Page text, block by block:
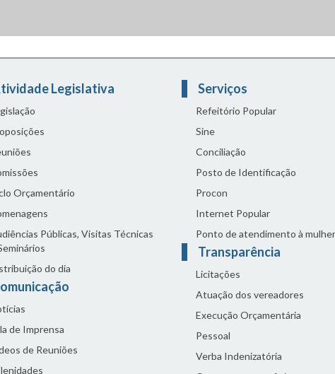
Legislativa
Orçamentário
Públicas, Visitas Técnicas
do dia
de Imprensa
de Reuniões
Serviços
Refeitório Popular
Sine
Conciliação
Posto de Identificação
Procon
Internet Popular
Ponto de atendimento à mulher
Transparência
Licitações
Atuação dos vereadores
Execução Orçamentária
Pessoal
Verba Indenizatória